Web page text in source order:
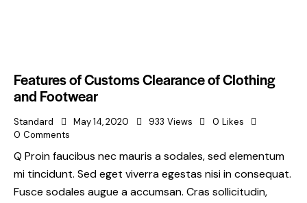
Features of Customs Clearance of Clothing
and Footwear
Standard May 14, 2020 933 Views 0 Likes
0 Comments
Q Proin faucibus nec mauris a sodales, sed elementum
mi tincidunt. Sed eget viverra egestas nisi in consequat.
Fusce sodales augue a accumsan. Cras sollicitudin,